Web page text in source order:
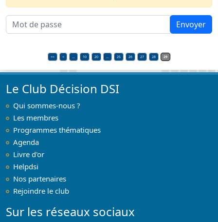
<< < … 10 20 … 25 26 27 28 29
Le Club Décision DSI
Qui sommes-nous ?
Les membres
Programmes thématiques
Agenda
Livre d'or
Helpdsi
Nos partenaires
Rejoindre le club
Sur les réseaux sociaux